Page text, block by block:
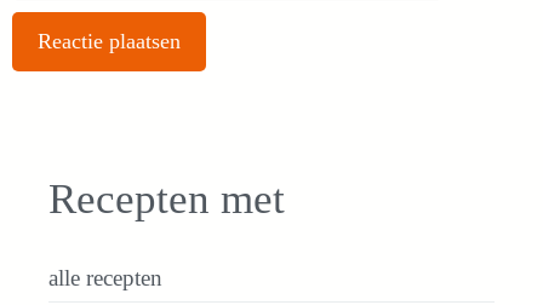
Recepten met
alle recepten